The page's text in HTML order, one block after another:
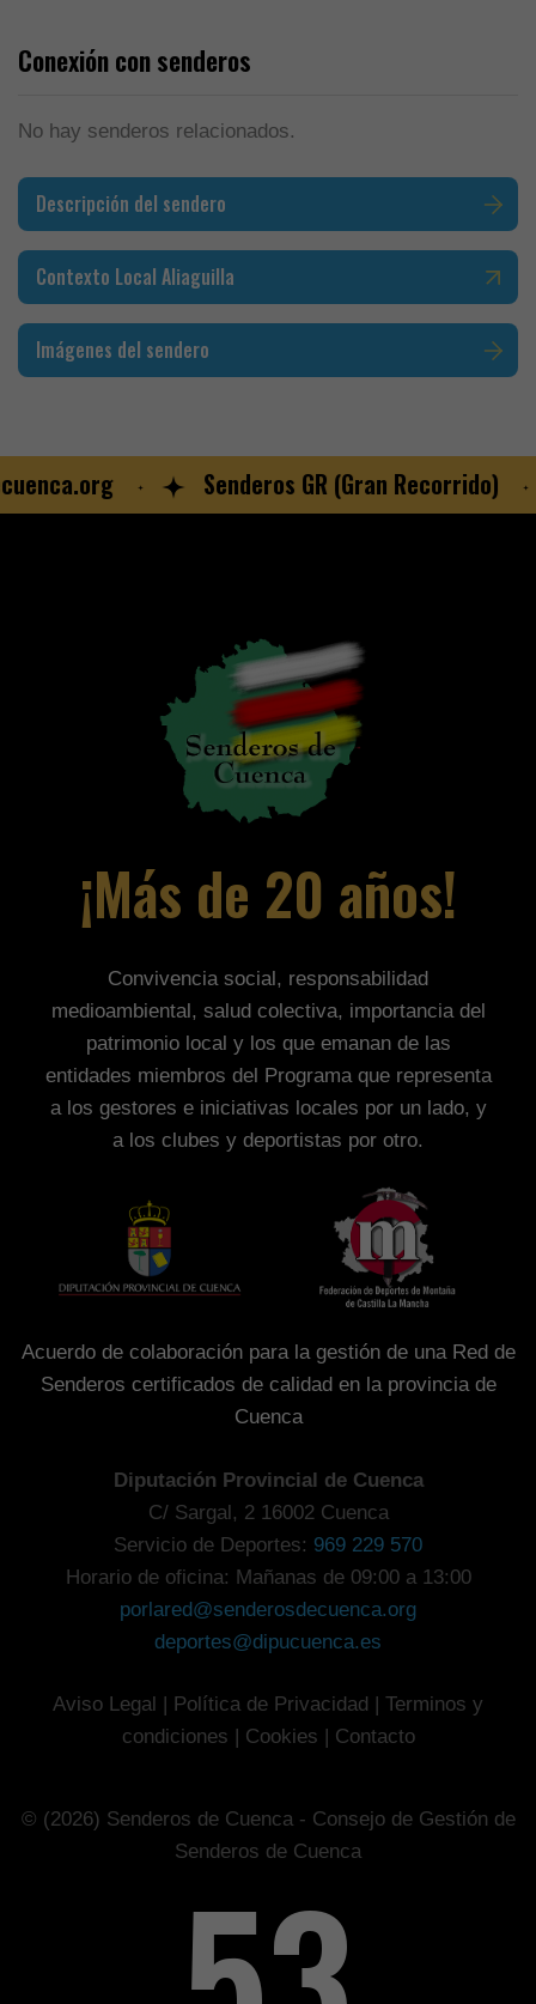
Conexión con senderos
No hay senderos relacionados.
Descripción del sendero
Contexto Local Aliaguilla
Imágenes del sendero
Senderos GR (Gran Recorrido)
¡Más de 20 años!
Convivencia social, responsabilidad
medioambiental, salud colectiva, importancia del
patrimonio local y los que emanan de las
entidades miembros del Programa que representa
a los gestores e iniciativas locales por un lado, y
a los clubes y deportistas por otro.
Acuerdo de colaboración para la gestión de una Red de
Senderos certificados de calidad en la provincia de
Cuenca
Diputación Provincial de Cuenca
C/ Sargal, 2 16002 Cuenca
Servicio de Deportes: 969 229 570
Horario de oficina: Mañanas de 09:00 a 13:00
porlared@senderosdecuenca.org
deportes@dipucuenca.es
Aviso Legal Política de Privacidad
Terminos y
condiciones
Cookies Contacto
© (2026) Senderos de Cuenca - Consejo de Gestión de
Senderos de Cuenca